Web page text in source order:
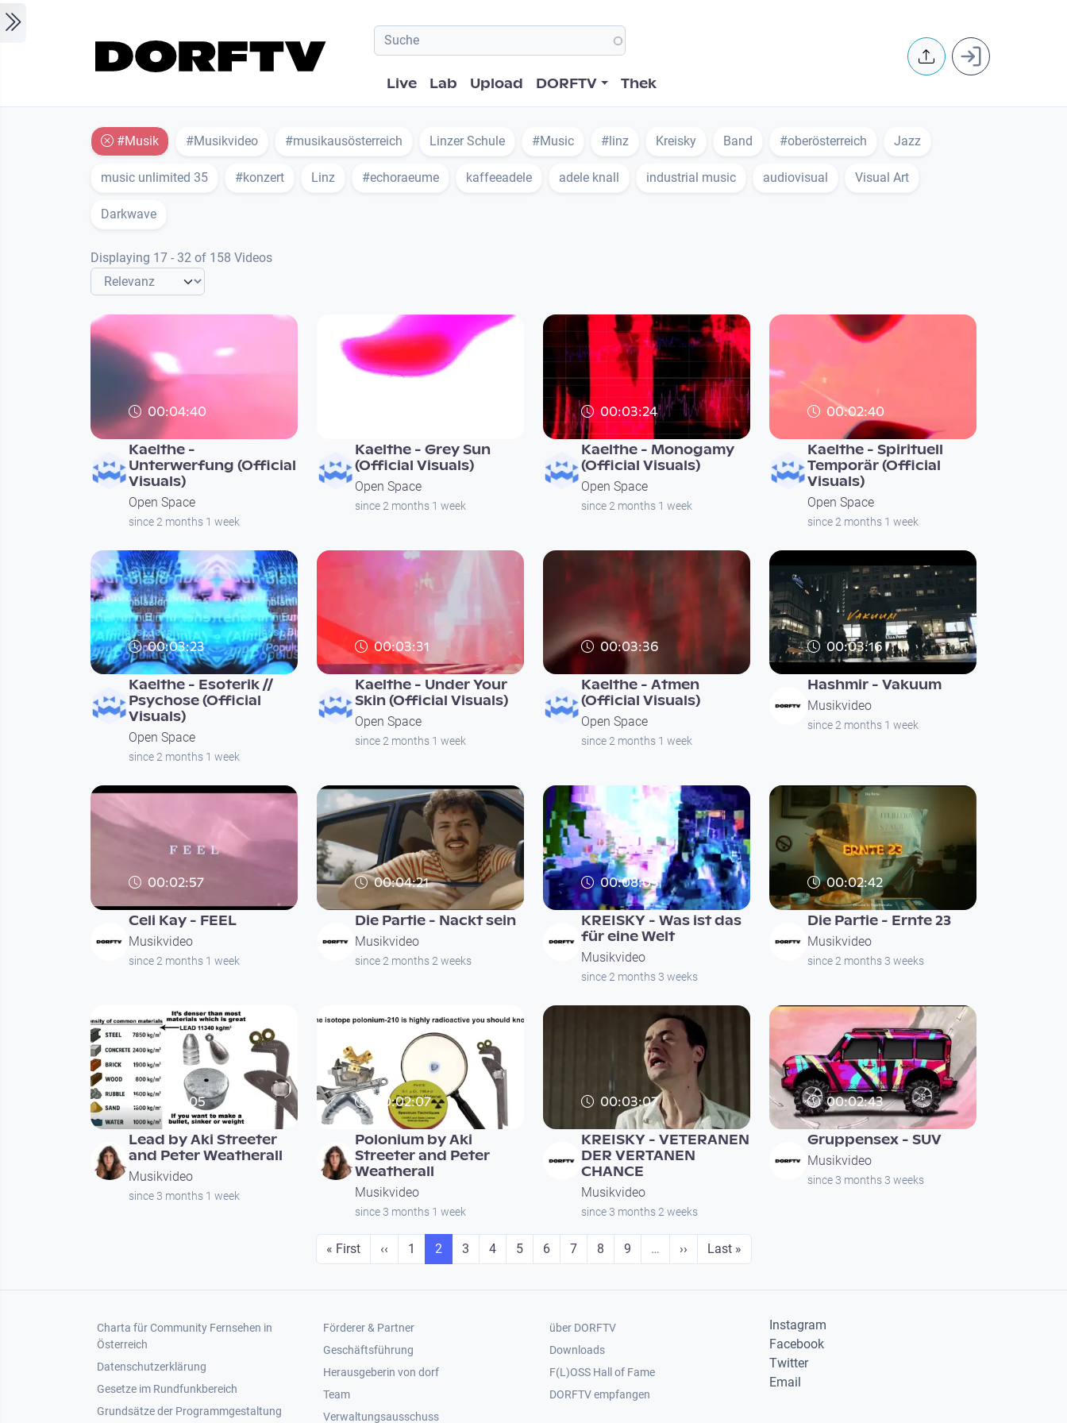
Hauptnavigation
Live Lab Upload DORFTV Thek
User
#Musik #Musikvideo #musikausösterreich Linzer Schule #Music #linz Kreisky Band #oberösterreich Jazz
music unlimited 35 #konzert Linz #echoraeume kaffeeadele adele knall industrial music audiovisual Visual Art
Darkwave
Displaying 17 - 32 of 158 Videos
00:04:40
Kaelthe -
Unterwerfung (Official
Visuals)
Open Space
since 2 months 1 week
Kaelthe - Grey Sun
(Official Visuals)
Open Space
since 2 months 1 week
00:03:24
Kaelthe - Monogamy
(Official Visuals)
Open Space
since 2 months 1 week
00:02:40
Kaelthe - Spirituell
Temporär (Official
Visuals)
Open Space
since 2 months 1 week
00:03:23
Kaelthe - Esoterik //
Psychose (Official
Visuals)
Open Space
since 2 months 1 week
00:03:31
Kaelthe - Under Your
Skin (Official Visuals)
Open Space
since 2 months 1 week
00:03:36
Kaelthe - Atmen
(Official Visuals)
Open Space
since 2 months 1 week
00:03:16
Hashmir - Vakuum
Musikvideo
since 2 months 1 week
00:02:57
Celi Kay - FEEL
Musikvideo
since 2 months 1 week
00:04:21
Die Partie - Nackt sein
Musikvideo
since 2 months 2 weeks
00:08:03
KREISKY - Was ist das
für eine Welt
Musikvideo
since 2 months 3 weeks
00:02:42
Die Partie - Ernte 23
Musikvideo
since 2 months 3 weeks
00:02:05
Lead by Aki Streeter
and Peter Weatherall
Musikvideo
since 3 months 1 week
00:02:07
Polonium by Aki
Streeter and Peter
Weatherall
Musikvideo
since 3 months 1 week
00:03:07
KREISKY - VETERANEN
DER VERTANEN
CHANCE
Musikvideo
since 3 months 2 weeks
00:02:43
Gruppensex - SUV
Musikvideo
since 3 months 3 weeks
First page
« First Previous page
‹‹ Seite
1 Seite
2 Seite
3 Seite
4 Seite
5 Seite
6 Seite
7 Seite
8 Seite
9 … Next page
›› Last page
Last »
Footer 1
Charta für Community Fernsehen in
Österreich
Datenschutzerklärung
Gesetze im Rundfunkbereich
Grundsätze der Programmgestaltung
Footer 2
Förderer & Partner
Geschäftsführung
Herausgeberin von dorf
Team
Verwaltungsausschuss
Footer 3
über DORFTV
Downloads
F(L)OSS Hall of Fame
Footer 4
DORFTV empfangen
Instagram
Facebook
Twitter
Email